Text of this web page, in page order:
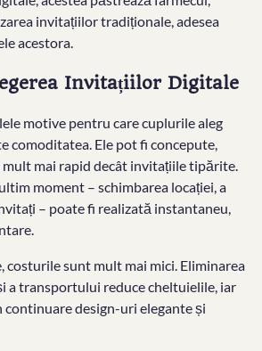
invitațiilor tradiționale, adesea
acestora.
Invitațiilor Digitale
motive pentru care cuplurile aleg
comoditatea. Ele pot fi concepute,
mai rapid decât invitațiile tipărite.
moment – schimbarea locației, a
– poate fi realizată instantaneu,
costurile sunt mult mai mici. Eliminarea
a transportului reduce cheltuielile, iar
continuare design-uri elegante și